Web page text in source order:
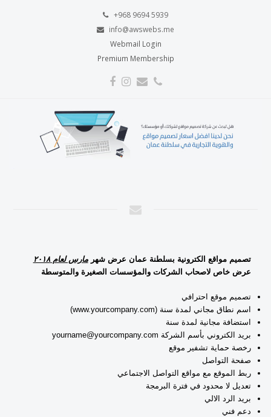
+968 9694 5939
info@awswebs.me
Webmail Login
Premium Membership
Facebook
Instagram
EmailPhone
تصميم مواقع الكترونية بسلطنة عمان عرض شهرمارس لعام ٢٠١٨
عرض خاص لاصحاب الشركات والمؤسسات الصغيرة والمتوسطة
تصميم موقع احترافي
اسم نطاق مجاني لمدة سنة (www.yourcompany.com)
استضافة مجانية لمدة سنة
بريد الكتروني بأسم الشركة yourname@yourcompany.com
رخصة حماية تشفير موقع
صفحة التواصل
ربط الموقع مع مواقع التواصل الاجتماعي
تعديل لا محدود في فترة البرمجة
بريد الرد الالي
دعم فني